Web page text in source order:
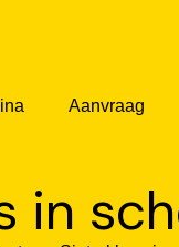
Aanvraag
in